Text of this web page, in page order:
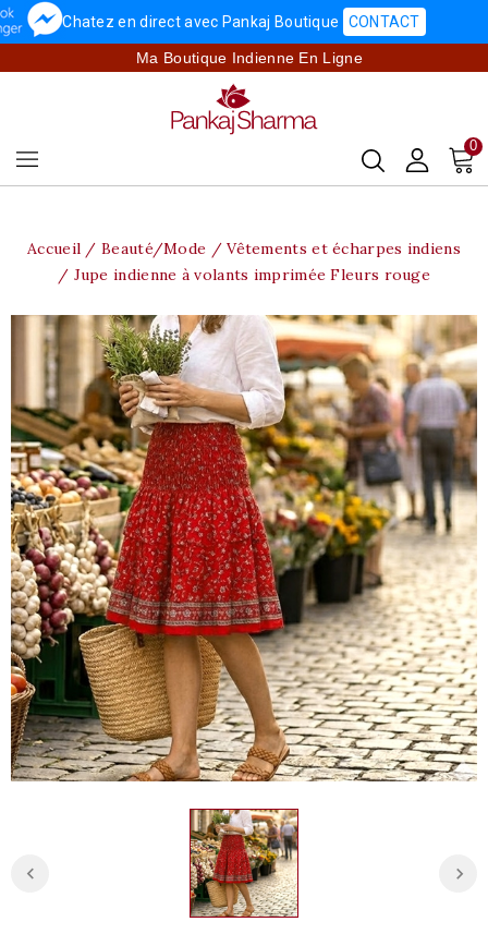
Chatez en direct avec Pankaj Boutique CONTACT
Ma Boutique Indienne En Ligne
0
Accueil Beauté/Mode
Vêtements et écharpes indiens
Jupe indienne à volants imprimée Fleurs rouge